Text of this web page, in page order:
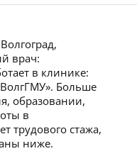
врач:
в клинике:
Больше
образовании,
в
трудового стажа,
ниже.